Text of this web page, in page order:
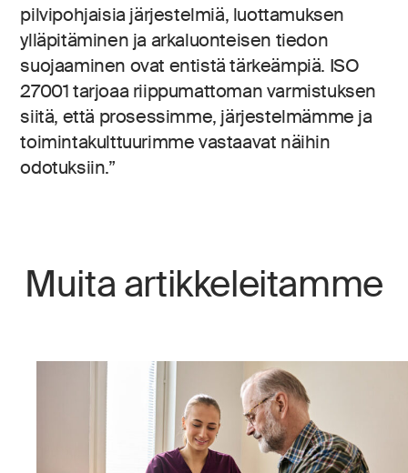
pilvipohjaisia järjestelmiä, luottamuksen
ylläpitäminen ja arkaluonteisen tiedon
suojaaminen ovat entistä tärkeämpiä. ISO
27001 tarjoaa riippumattoman varmistuksen
siitä, että prosessimme, järjestelmämme ja
toimintakulttuurimme vastaavat näihin
odotuksiin.”
Muita artikkeleitamme